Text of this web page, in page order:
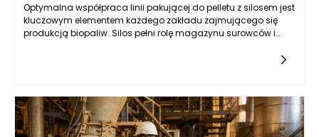
Optymalna współpraca linii pakującej do pelletu z silosem jest
kluczowym elementem każdego zakładu zajmującego się
produkcją biopaliw. Silos pełni rolę magazynu surowców i
produkcji. Właściwa konstrukcja silosu, w tym jego pojemność
oraz system wentylacji, ma ogromny wpływ na jakość
składowanych pelletów. Wydajność linii pakującej będzie